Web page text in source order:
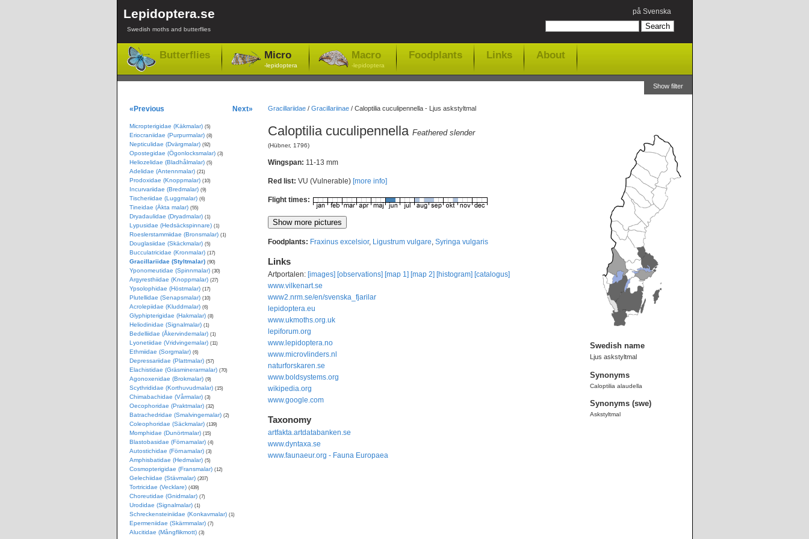
Lepidoptera.se
Swedish moths and butterflies
på Svenska
Butterflies Micro
-lepidoptera
Macro
-lepidoptera
Foodplants Links About
Show filter
Gracillariidae/ Gracillariinae/ Caloptilia cuculipennella - Ljus askstyltmal
Caloptilia cuculipennella Feathered slender
(Hübner, 1796)
Wingspan: 11-13 mm
Red list: VU (Vulnerable) [more info]
Flight times:
Foodplants: Fraxinus excelsior, Ligustrum vulgare Syringa vulgaris
Links
Artportalen: [images] [observations] [map 1] [map 2] [histogram] [catalogus]
www.vilkenart.se
www2.nrm.se/en/svenska_fjarilar
lepidoptera.eu
www.ukmoths.org.uk
lepiforum.org
www.lepidoptera.no
www.microvlinders.nl
naturforskaren.se
www.boldsystems.org
wikipedia.org
www.google.com
Taxonomy
artfakta.artdatabanken.se
www.dyntaxa.se
www.faunaeur.org - Fauna Europaea
Swedish name
Ljus askstyltmal
Synonyms
Caloptilia alaudella
Synonyms (swe)
Askstyltmal
«Previous Next»
Micropterigidae (Käkmalar) (5)
Eriocraniidae (Purpurmalar) (8)
Nepticulidae (Dvärgmalar) (92)
Opostegidae (Ögonlocksmalar) (3)
Heliozelidae (Bladhålmalar) (5)
Adelidae (Antennmalar) (21)
Prodoxidae (Knoppmalar) (10)
Incurvariidae (Bredmalar) (9)
Tischeriidae (Luggmalar) (6)
Tineidae (Äkta malar) (55)
Dryadaulidae (Dryadmalar) (1)
Lypusidae (Hedsäckspinnare) (1)
Roeslerstammiidae (Bronsmalar) (1)
Douglasiidae (Skäckmalar) (5)
Bucculatricidae (Kronmalar) (17)
Gracillariidae (Styltmalar) (90)
Yponomeutidae (Spinnmalar) (30)
Argyresthiidae (Knoppmalar) (27)
Ypsolophidae (Höstmalar) (17)
Plutellidae (Senapsmalar) (10)
Acrolepiidae (Kluddmalar) (6)
Glyphipterigidae (Hakmalar) (8)
Heliodinidae (Signalmalar) (1)
Bedelliidae (Åkervindemalar) (1)
Lyonetiidae (Vridvingemalar) (11)
Ethmiidae (Sorgmalar) (6)
Depressariidae (Plattmalar) (57)
Elachistidae (Gräsminerarmalar) (70)
Agonoxenidae (Brokmalar) (9)
Scythrididae (Korthuvudmalar) (15)
Chimabachidae (Vårmalar) (3)
Oecophoridae (Praktmalar) (32)
Batrachedridae (Smalvingemalar) (2)
Coleophoridae (Säckmalar) (139)
Momphidae (Dunörtmalar) (15)
Blastobasidae (Förnamalar) (4)
Autostichidae (Förnamalar) (3)
Amphisbatidae (Hedmalar) (5)
Cosmopterigidae (Fransmalar) (12)
Gelechiidae (Stävmalar) (207)
Tortricidae (Vecklare) (439)
Choreutidae (Gnidmalar) (7)
Urodidae (Signalmalar) (1)
Schreckensteiniidae (Konkavmalar) (1)
Epermeniidae (Skärmmalar) (7)
Alucitidae (Mångflikmott) (3)